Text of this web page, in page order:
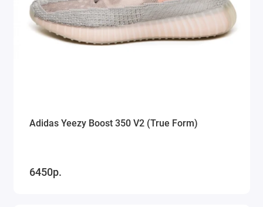
Adidas Yeezy Boost 350 V2 (True Form)
6450р.